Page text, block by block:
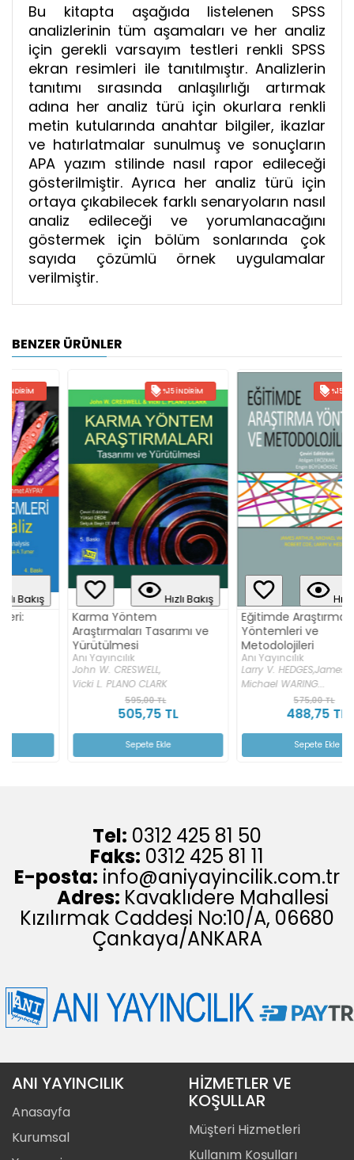
Bu kitapta aşağıda listelenen SPSS
analizlerinin tüm aşamaları ve her analiz
için gerekli varsayım testleri renkli SPSS
ekran resimleri ile tanıtılmıştır. Analizlerin
tanıtımı sırasında anlaşılırlığı artırmak
adına her analiz türü için okurlara renkli
metin kutularında anahtar bilgiler, ikazlar
ve hatırlatmalar sunulmuş ve sonuçların
APA yazım stilinde nasıl rapor edileceği
gösterilmiştir. Ayrıca her analiz türü için
ortaya çıkabilecek farklı senaryoların nasıl
analiz edileceği ve yorumlanacağını
göstermek için bölüm sonlarında çok
sayıda çözümlü örnek uygulamalar
verilmiştir.
BENZER ÜRÜNLER
%15 İNDIRIM
Hızlı Bakış
Karma Yöntem
Araştırmaları Tasarımı ve
Yürütülmesi
Anı Yayıncılık
John W. CRESWELL,
Vicki L. PLANO CLARK
505,75 TL
%15 İNDIRIM
Hızlı Bakış
Eğitimde Araştırma
Yöntemleri ve
Metodolojileri
Anı Yayıncılık
Larry V. HEDGES,James ARTHUR,
Michael WARING...
488,75 TL
Tel: 0312 425 81 50
Faks: 0312 425 81 11
E-posta: info@aniyayincilik.com.tr
Adres: Kavaklıdere Mahallesi
Kızılırmak Caddesi No:10/A, 06680
Çankaya/ANKARA
ANI YAYINCILIK
Anasayfa
Kurumsal
HİZMETLER VE
KOŞULLAR
Müşteri Hizmetleri
Kullanım Koşulları